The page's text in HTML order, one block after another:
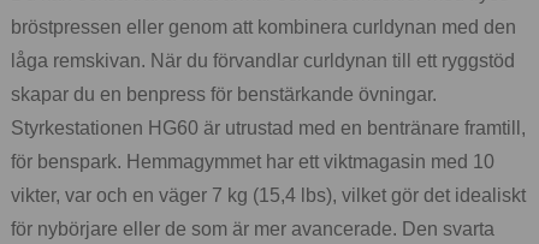
bröstpressen eller genom att kombinera curldynan med den
låga remskivan. När du förvandlar curldynan till ett ryggstöd
skapar du en benpress för benstärkande övningar.
Styrkestationen HG60 är utrustad med en bentränare framtill,
för benspark. Hemmagymmet har ett viktmagasin med 10
vikter, var och en väger 7 kg (15,4 lbs), vilket gör det idealiskt
för nybörjare eller de som är mer avancerade. Den svarta